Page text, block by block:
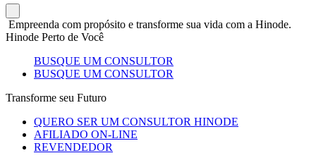
Empreenda com propósito e transforme sua vida com a Hinode.
Hinode Perto de Você
BUSQUE UM CONSULTOR
BUSQUE UM CONSULTOR
Transforme seu Futuro
QUERO SER UM CONSULTOR HINODE
AFILIADO ON-LINE
REVENDEDOR